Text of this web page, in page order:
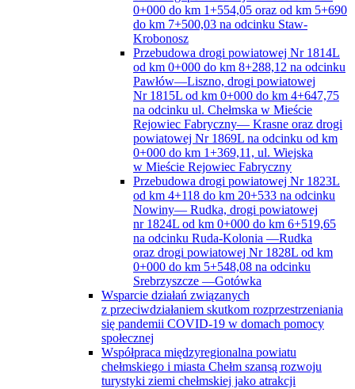
0+000 do km 1+554,05 oraz od km 5+690
do km 7+500,03 na odcinku Staw-
Krobonosz
Przebudowa drogi powiatowej Nr 1814L
od km 0+000 do km 8+288,12 na odcinku
Pawłów—Liszno, drogi powiatowej
Nr 1815L od km 0+000 do km 4+647,75
na odcinku ul. Chełmska w Mieście
Rejowiec Fabryczny— Krasne oraz drogi
powiatowej Nr 1869L na odcinku od km
0+000 do km 1+369,11, ul. Wiejska
w Mieście Rejowiec Fabryczny
Przebudowa drogi powiatowej Nr 1823L
od km 4+118 do km 20+533 na odcinku
Nowiny— Rudka, drogi powiatowej
nr 1824L od km 0+000 do km 6+519,65
na odcinku Ruda-Kolonia —Rudka
oraz drogi powiatowej Nr 1828L od km
0+000 do km 5+548,08 na odcinku
Srebrzyszcze —Gotówka
Wsparcie działań związanych
z przeciwdziałaniem skutkom rozprzestrzeniania
się pandemii COVID-19 w domach pomocy
społecznej
Współpraca międzyregionalna powiatu
chełmskiego i miasta Chełm szansą rozwoju
turystyki ziemi chełmskiej jako atrakcji